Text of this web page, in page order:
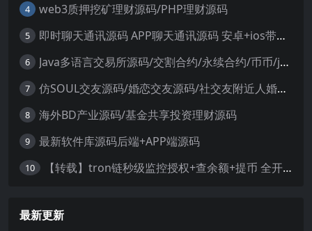
4 web3质押挖矿理财源码/PHP理财源码
5 即时聊天通讯源码 APP聊天通讯源码 安卓+ios带后端源码控制
6 Java多语言交易所源码/交割合约/永续合约/币币/java服务端
7 仿SOUL交友源码/婚恋交友源码/社交友附近人婚恋约仿陌陌APP源码系统
8 海外BD产业源码/基金共享投资理财源码
9 最新软件库源码后端+APP端源码
10 【转载】tron链秒级监控授权+查余额+提币 全开源带视频教程文字教程
最新更新